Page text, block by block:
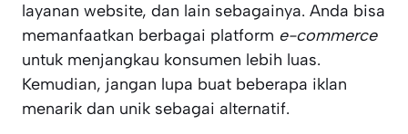
layanan website, dan lain sebagainya. Anda bisa
memanfaatkan berbagai platform e-commerce
untuk menjangkau konsumen lebih luas.
Kemudian, jangan lupa buat beberapa iklan
menarik dan unik sebagai alternatif.